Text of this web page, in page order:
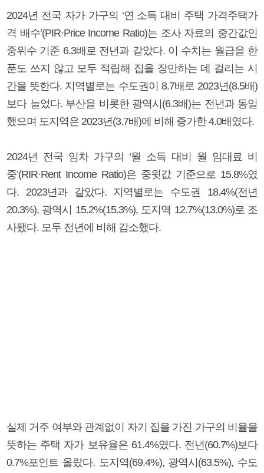
2024년 전국 자가 가구의 ‘연 소득 대비 주택 가격주택가
격 배수’(PIR·Price Income Ratio)는 조사 자료의 중간값인
중위수 기준 6.3배로 전년과 같았다. 이 수치는 월급을 한
푼도 쓰지 않고 모두 적립해 집을 장만하는 데 걸리는 시
간을 뜻한다. 지역별로는 수도권이 8.7배로 2023년(8.5배)
보다 늘었다. 부산을 비롯한 광역시(6.3배)는 전년과 동일
했으며 도지역은 2023년(3.7배)에 비해 증가한 4.0배였다.
2024년 전국 임차 가구의 ‘월 소득 대비 월 임대료 비
중’(RIR·Rent Income Ratio)은 중윗값 기준으로 15.8%였
다. 2023년과 같았다. 지역별로는 수도권 18.4%(전년
20.3%), 광역시 15.2%(15.3%), 도지역 12.7%(13.0%)로 조
사됐다. 모두 전년에 비해 감소했다.
실제 거주 여부와 관계없이 자기 집을 가진 가구의 비율을
뜻하는 주택 자가 보유율은 61.4%였다. 전년(60.7%)보다
0.7%포인트 올랐다. 도지역(69.4%), 광역시(63.5%), 수도